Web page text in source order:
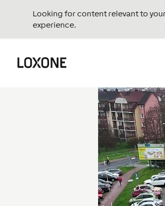
Looking for content relevant to
experience.